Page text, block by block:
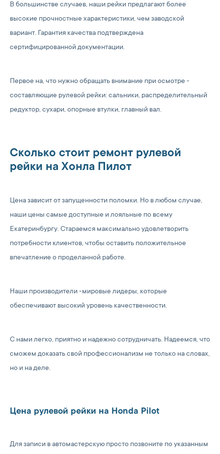
В большинстве случаев, наши рейки предлагают более
высокие прочностные характеристики, чем заводской
вариант. Гарантия качества подтверждена
сертифицированной документации.
Первое на, что нужно обращать внимание при осмотре -
составляющие рулевой рейки: сальники, распределительный
редуктор, сухари, опорные втулки, главный вал.
Сколько стоит ремонт рулевой
рейки на Хонла Пилот
Цена зависит от запущенности поломки. Но в любом случае,
наши цены самые доступные и лояльные по всему
Екатеринбургу. Стараемся максимально удовлетворить
потребности клиентов, чтобы оставить положительное
впечатление о проделанной работе.
Наши производители -мировые лидеры, которые
обеспечивают высокий уровень качественности.
С нами легко, приятно и надежно сотрудничать. Надеемся, что
сможем доказать свой профессионализм не только на словах,
но и на деле.
Цена рулевой рейки на Honda Pilot
Для записи в автомастерскую просто позвоните по указанным